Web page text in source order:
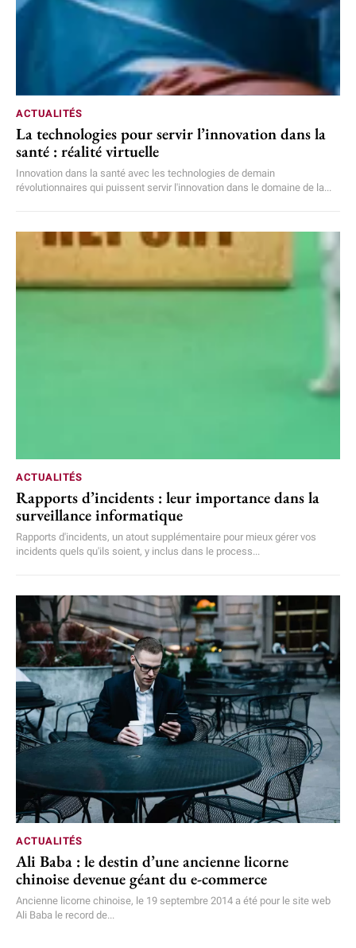
ACTUALITÉS
La technologies pour servir l’innovation dans la
santé : réalité virtuelle
Innovation dans la santé avec les technologies de demain
révolutionnaires qui puissent servir l'innovation dans le domaine de la...
ACTUALITÉS
Rapports d’incidents : leur importance dans la
surveillance informatique
Rapports d'incidents, un atout supplémentaire pour mieux gérer vos
incidents quels qu'ils soient, y inclus dans le process...
ACTUALITÉS
Ali Baba : le destin d’une ancienne licorne
chinoise devenue géant du e-commerce
Ancienne licorne chinoise, le 19 septembre 2014 a été pour le site web
Ali Baba le record de...